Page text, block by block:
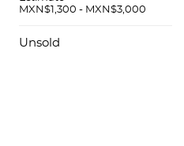
DIVULGACIÓN
MÉXICO: TÉCNICA
MXN$1,300 - MXN$3,000
Unsold